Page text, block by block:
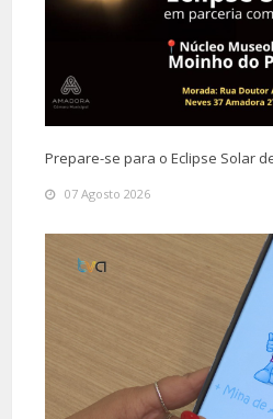
Prepare-se para o Eclipse Solar
07 Agosto 2026